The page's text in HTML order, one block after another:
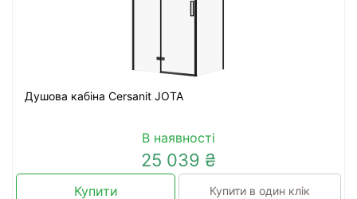
Душова кабіна Cersanit JOTA
В наявності
25 039 ₴
Купити Купити в один клік